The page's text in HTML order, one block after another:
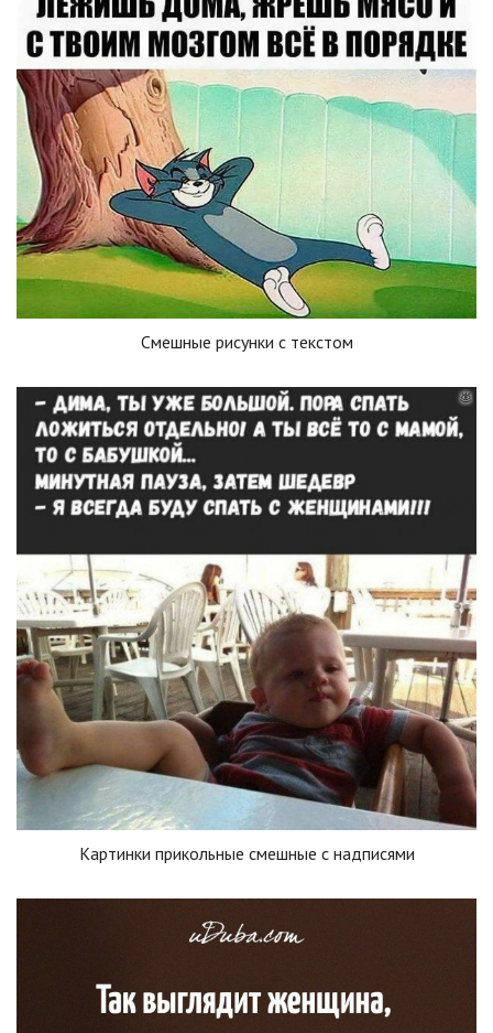
Смешные рисунки с текстом
Картинки прикольные смешные с надписями